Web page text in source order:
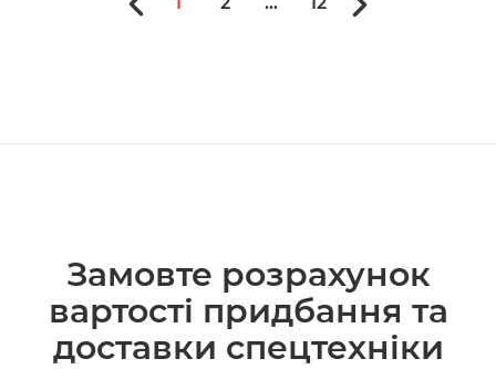
Замовте розрахунок
вартості придбання та
доставки спецтехніки